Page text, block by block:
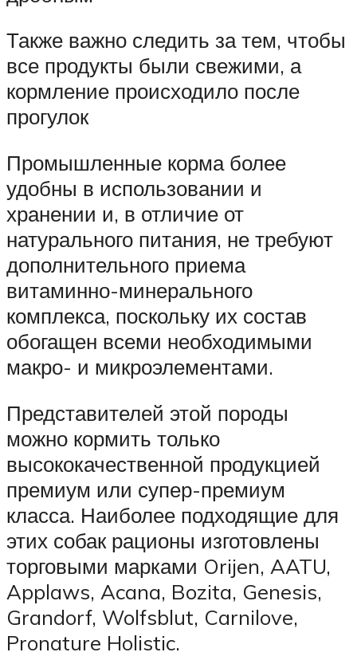
Также важно следить за тем, чтобы
все продукты были свежими, а
кормление происходило после
прогулок
Промышленные корма более
удобны в использовании и
хранении и, в отличие от
натурального питания, не требуют
дополнительного приема
витаминно-минерального
комплекса, поскольку их состав
обогащен всеми необходимыми
макро- и микроэлементами.
Представителей этой породы
можно кормить только
высококачественной продукцией
премиум или супер-премиум
класса. Наиболее подходящие для
этих собак рационы изготовлены
торговыми марками Orijen, AATU,
Applaws, Acana, Bozita, Genesis,
Grandorf, Wolfsblut, Carnilove,
Pronature Holistic.